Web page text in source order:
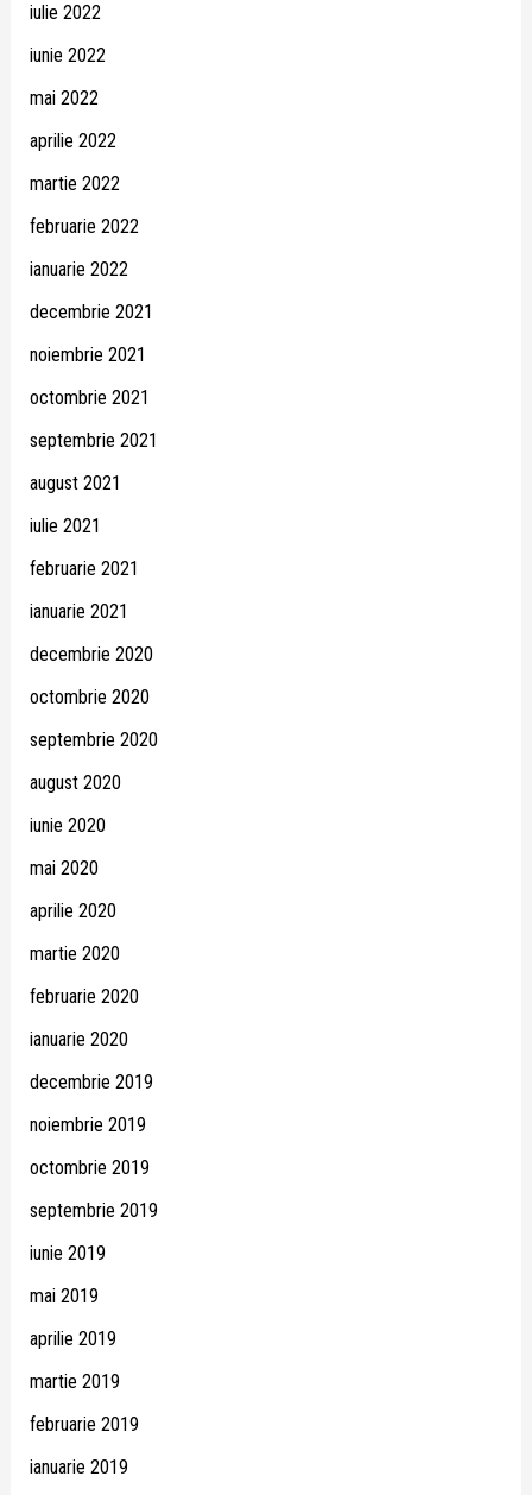
iulie 2022
iunie 2022
mai 2022
aprilie 2022
martie 2022
februarie 2022
ianuarie 2022
decembrie 2021
noiembrie 2021
octombrie 2021
septembrie 2021
august 2021
iulie 2021
februarie 2021
ianuarie 2021
decembrie 2020
octombrie 2020
septembrie 2020
august 2020
iunie 2020
mai 2020
aprilie 2020
martie 2020
februarie 2020
ianuarie 2020
decembrie 2019
noiembrie 2019
octombrie 2019
septembrie 2019
iunie 2019
mai 2019
aprilie 2019
martie 2019
februarie 2019
ianuarie 2019